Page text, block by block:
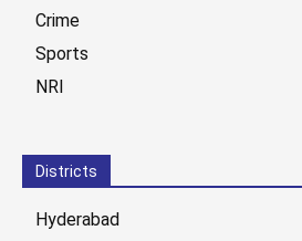
Crime
Sports
NRI
Districts
Hyderabad